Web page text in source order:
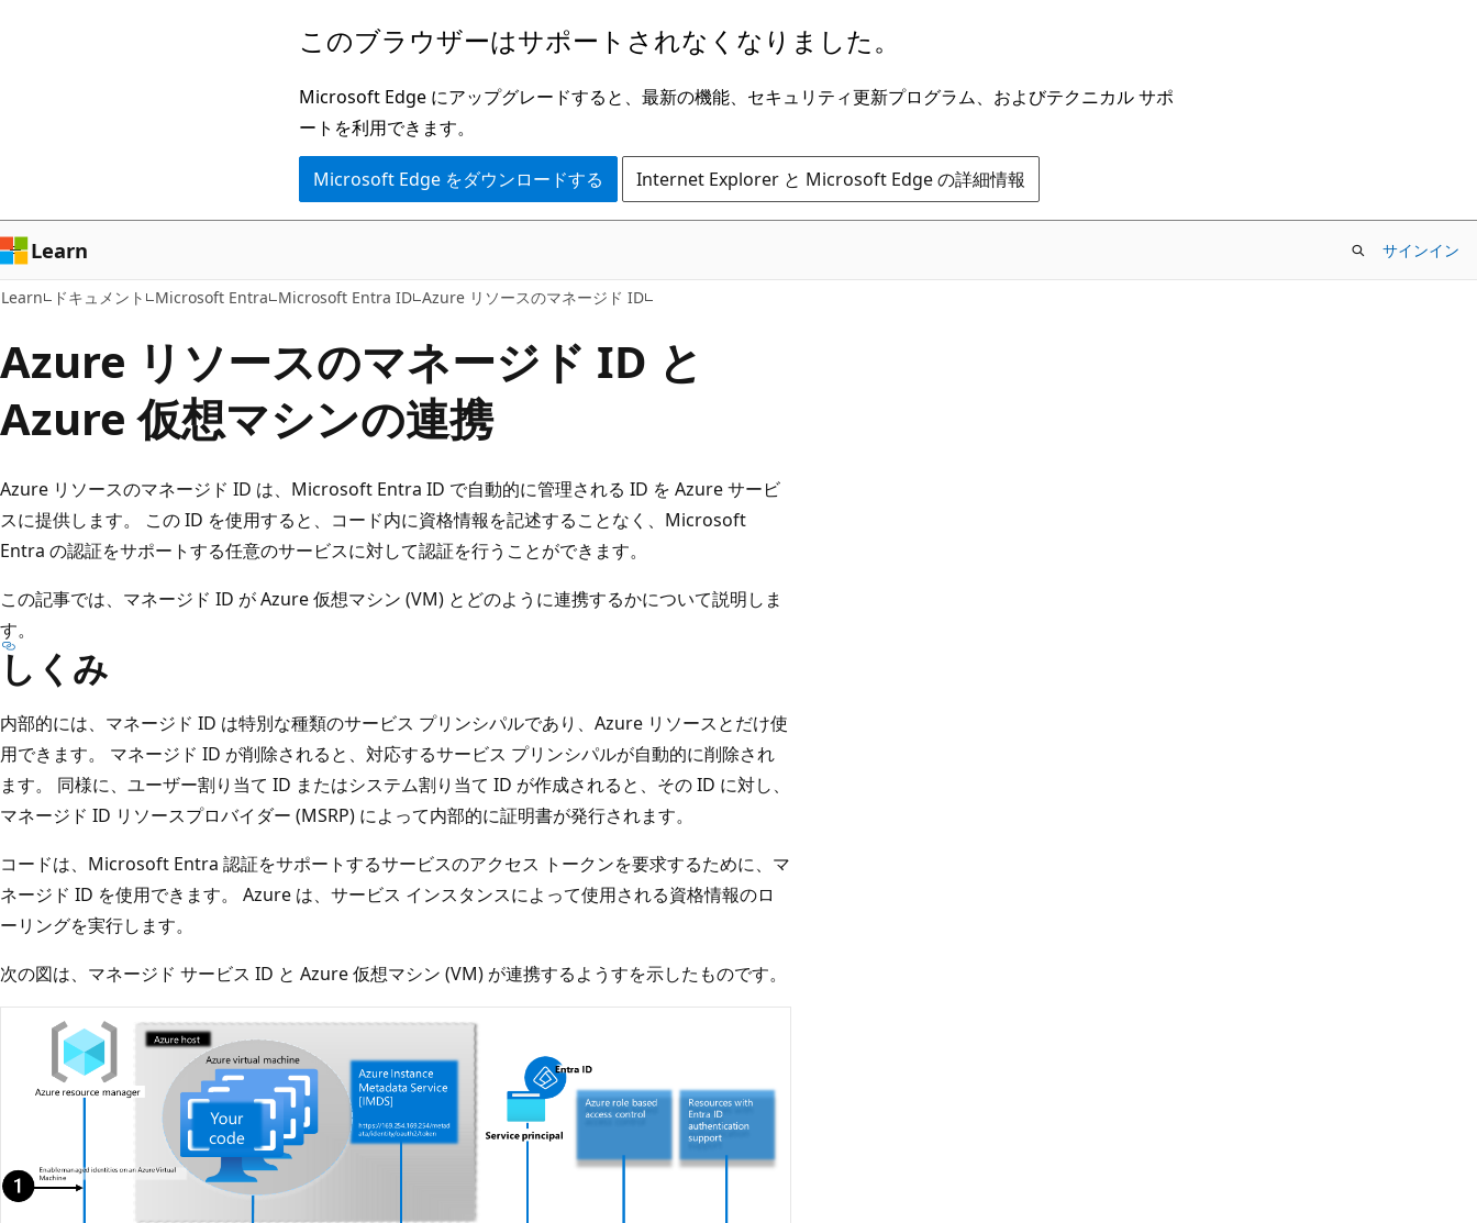
ン
ツ
に
ス
ッ
プ
このブラウザーはサポートされなくなりました。
Microsoft Edge にアップグレードすると、最新の機能、セキュリティ更新プログラム、およびテクニカル サポ
ートを利用できます。
Microsoft Edge をダウンロードする Internet Explorer と Microsoft Edge の詳細情報
Learn サインイン
Learn ドキュメント Microsoft Entra Microsoft Entra ID Azure リソースのマネージド ID
Azure リソースのマネージド ID と
Azure 仮想マシンの連携
Azure リソースのマネージド ID は、Microsoft Entra ID で自動的に管理される ID を Azure サービ
スに提供します。 この ID を使用すると、コード内に資格情報を記述することなく、Microsoft
Entra の認証をサポートする任意のサービスに対して認証を行うことができます。
この記事では、マネージド ID が Azure 仮想マシン (VM) とどのように連携するかについて説明しま
す。
しくみ
内部的には、マネージド ID は特別な種類のサービス プリンシパルであり、Azure リソースとだけ使
用できます。 マネージド ID が削除されると、対応するサービス プリンシパルが自動的に削除され
ます。 同様に、ユーザー割り当て ID またはシステム割り当て ID が作成されると、その ID に対し、
マネージド ID リソースプロバイダー (MSRP) によって内部的に証明書が発行されます。
コードは、Microsoft Entra 認証をサポートするサービスのアクセス トークンを要求するために、マ
ネージド ID を使用できます。 Azure は、サービス インスタンスによって使用される資格情報のロ
ーリングを実行します。
次の図は、マネージド サービス ID と Azure 仮想マシン (VM) が連携するようすを示したものです。